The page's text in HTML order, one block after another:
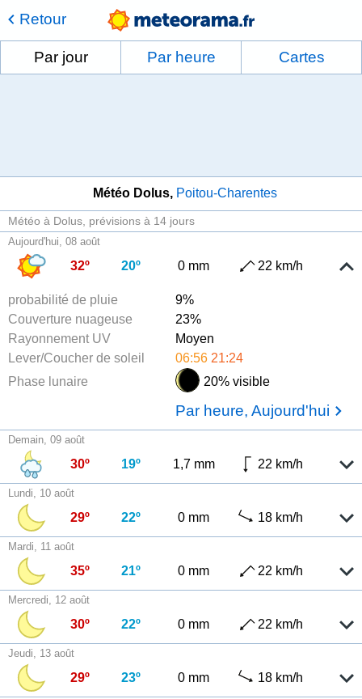
Retour
Par jour Par heure Cartes
Météo Dolus Poitou-Charentes
Météo à Dolus prévisions à 14 jours
Aujourd'hui, 08 août
32º 20º 0 mm 22 km/h
probabilité de pluie
9%
Couverture nuageuse
23%
Rayonnement UV
Moyen
Lever/Coucher de soleil
06:56 21:24
Phase lunaire
20% visible
Par heure, Aujourd'hui
Demain, 09 août
30º 19º 1,7 mm 22 km/h
Lundi, 10 août
29º 22º 0 mm 18 km/h
Mardi, 11 août
35º 21º 0 mm 22 km/h
Mercredi, 12 août
30º 22º 0 mm 22 km/h
Jeudi, 13 août
29º 23º 0 mm 18 km/h